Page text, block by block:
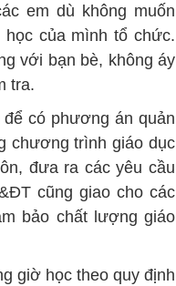
em dù không muốn
của mình tổ chức.
với bạn bè, không áy
tra.
có phương án quản
chương trình giáo dục
đưa ra các yêu cầu
cũng giao cho các
bảo chất lượng giáo
giờ học theo quy định